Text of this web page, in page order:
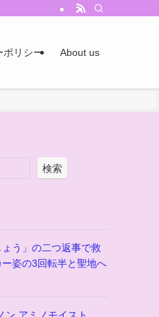
ポリシー About us
検索
ょう」の二つ返事で救
姿の3回転半と聖地へ